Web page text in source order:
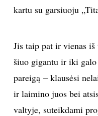
TEATRAS
kartu su garsiuoju
Jis taip pat ir vienas
šiuo gigantu ir iki
pareigą – klausėsi
ir laimino juos bei
valtyje, suteikdami